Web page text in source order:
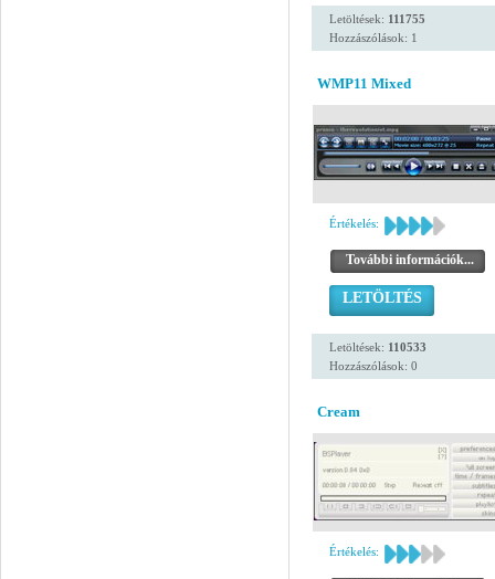
Letöltések: 111755
Hozzászólások: 1
WMP11 Mixed
Értékelés:
További információk...
LETÖLTÉS
Letöltések: 110533
Hozzászólások: 0
Cream
Értékelés: